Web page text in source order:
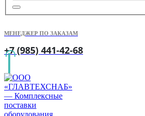
МЕНЕДЖЕР ПО ЗАКАЗАМ
+7 (985) 441-42-68